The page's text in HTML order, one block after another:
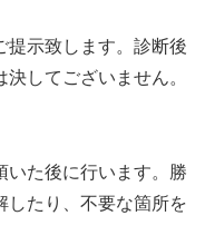
提示致します。診断後
してございません。
いた後に行います。勝
したり、不要な箇所を